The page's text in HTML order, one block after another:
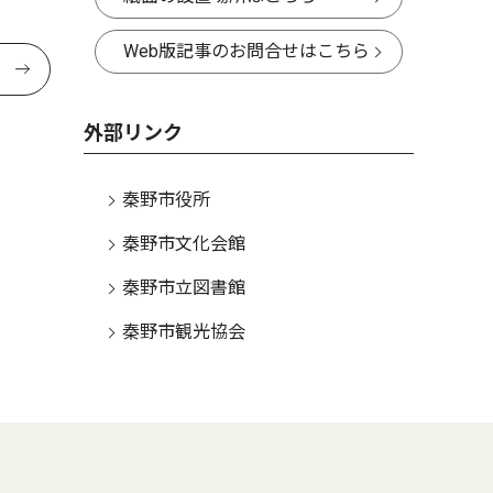
Web版記事のお問合せはこちら
外部リンク
秦野市役所
秦野市文化会館
秦野市立図書館
秦野市観光協会